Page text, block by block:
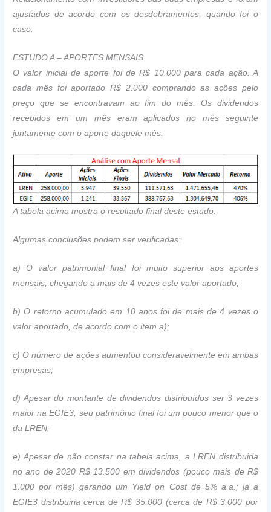
ajustados de acordo com os desdobramentos, quando foi o
caso.
ESTUDO A – APORTES MENSAIS
O valor inicial de aporte foi de R$ 10.000 para cada ação. A
cada mês foi aportado R$ 2.000 comprando as ações pelo
preço que se encontravam ao fim do mês. Os dividendos
recebidos em um mês eram aplicados no mês seguinte
juntamente com o aporte daquele mês.
A tabela acima mostra o resultado final deste estudo.
Algumas conclusões podem ser verificadas:
a) O valor patrimonial final foi muito superior aos aportes
mensais, chegando a mais de 4 vezes este valor aportado;
b) O retorno acumulado em 10 anos foi de mais de 4 vezes o
valor aportado, de acordo com o item a);
c) O número de ações aumentou consideravelmente em ambas
empresas;
d) Apesar do montante de dividendos distribuídos ser 3 vezes
maior na EGIE3, seu patrimônio final foi um pouco menor que o
da LREN;
e) Apesar de não constar na tabela acima, a LREN distribuiria
no ano de 2020 R$ 13.500 em dividendos (pouco mais de R$
1.000 por mês) gerando um Yield on Cost de 5% a.a.; já a
EGIE3 distribuiria cerca de R$ 35.000 (cerca de R$ 3.000 por